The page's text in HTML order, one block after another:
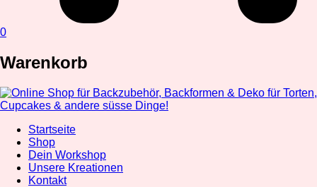
0
Warenkorb
Startseite
Shop
Dein Workshop
Unsere Kreationen
Kontakt